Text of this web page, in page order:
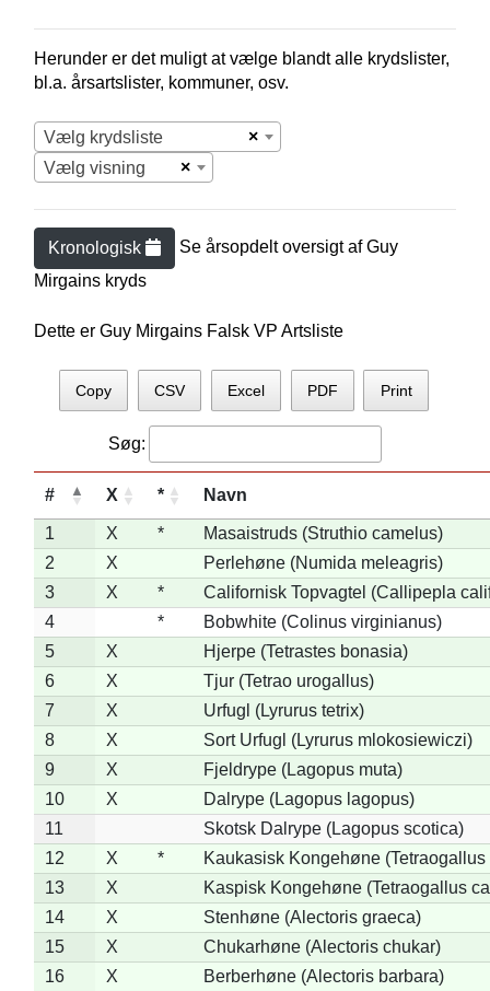
Herunder er det muligt at vælge blandt alle krydslister,
bl.a. årsartslister, kommuner, osv.
×
Vælg krydsliste
×
Vælg visning
Kronologisk Se årsopdelt oversigt afGuy
Mirgains kryds
Dette er Guy Mirgains Falsk VP Artsliste
Copy CSV Excel PDF Print
Søg:
# X * Navn
1 X *
Masaistruds (Struthio camelus)
2
X
Perlehøne (Numida meleagris)
3
X *
Californisk Topvagtel (Callipepla
4
*
Bobwhite (Colinus virginianus)
5
X
Hjerpe (Tetrastes bonasia)
6
X
Tjur (Tetrao urogallus)
7
X
Urfugl (Lyrurus tetrix)
8
X
Sort Urfugl (Lyrurus mlokosiewiczi)
9
X
Fjeldrype (Lagopus muta)
10
X
Dalrype (Lagopus lagopus)
11
Skotsk Dalrype (Lagopus scotica)
12
X *
Kaukasisk Kongehøne
13
X
Kaspisk Kongehøne (Tetraogallus
14
X
Stenhøne (Alectoris graeca)
15
X
Chukarhøne (Alectoris chukar)
16
X
Berberhøne (Alectoris barbara)